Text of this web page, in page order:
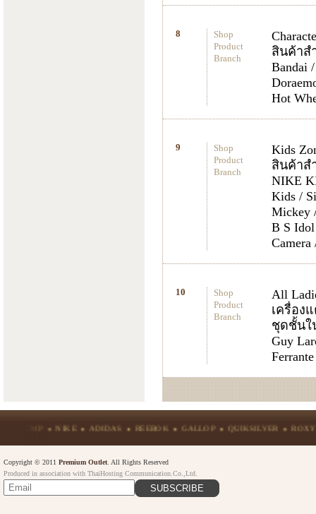
Shop
Product
Branch
สินค้าส
Bandai
Hot
Shop
Product
Branch
Kids
สินค้าส
NIKE
Kids /
Mickey
B S
Shop
Product
Branch
All
เครื่อง
ชุดชั้นใ
Guy
NIKE ADIDAS REEBOK GALLOP QUIKSILVER ROXY
Copyright © 2011 Premium Outlet . All Rights Reserved
Produced in association with ThaiHosting Communication.Co.,Ltd.